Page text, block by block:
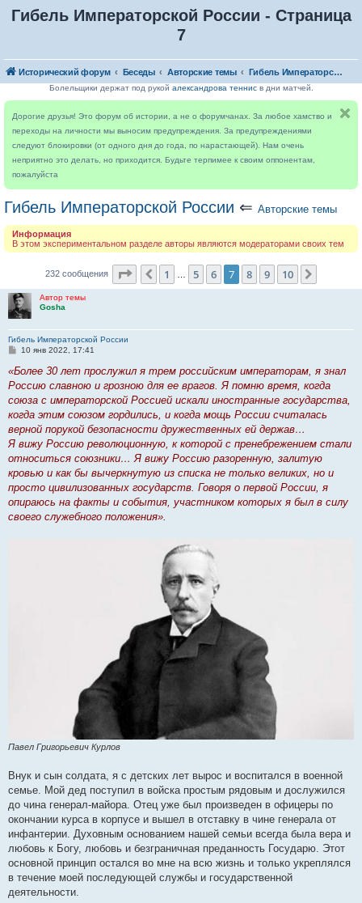
Гибель Императорской России - Страница
7
Исторический форум Беседы Авторские темы Гибель Императорской России
Болельщики держат под рукой александрова теннисв дни матчей.
Дорогие друзья! Это форум об истории, а не о форумчанах. За любое хамство и
переходы на личности мы выносим предупреждения. За предупреждениями
следуют блокировки (от одного дня до года, по нарастающей). Нам очень
неприятно это делать, но приходится. Будьте терпимее к своим оппонентам,
пожалуйста
Гибель Императорской России ⇐ Авторские темы
Информация
В этом экспериментальном разделе авторы являются модераторами своих тем
232 сообщения Страница из 10
Пред.
1 5 6 7 8 9 10
Автор темы
Gosha
Гибель Императорской России
С
о
щ
е
и
е
10 янв 2022, 17:41
«Более 30 лет прослужил я трем российским императорам, я знал
Россию славною и грозною для ее врагов. Я помню время, когда
союза с императорской Россией искали иностранные государства,
когда этим союзом гордились, и когда мощь России считалась
верной порукой безопасности дружественных ей держав…
Я вижу Россию революционную, к которой с пренебрежением стали
относиться союзники… Я вижу Россию разоренную, залитую
кровью и как бы вычеркнутую из списка не только великих, но и
просто цивилизованных государств. Говоря о первой России, я
опираюсь на факты и события, участником которых я был в силу
своего служебного положения».
Павел Григорьевич Курлов
Внук и сын солдата, я с детских лет вырос и воспитался в военной
семье. Мой дед поступил в войска простым рядовым и дослужился
до чина генерал-майора. Отец уже был произведен в офицеры по
окончании курса в корпусе и вышел в отставку в чине генерала от
инфантерии. Духовным основанием нашей семьи всегда была вера и
любовь к Богу, любовь и безграничная преданность Государю. Этот
основной принцип остался во мне на всю жизнь и только укреплялся
в течение моей последующей службы и государственной
деятельности.